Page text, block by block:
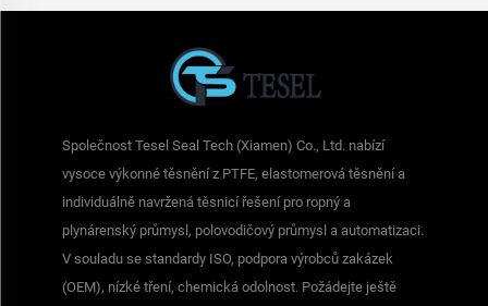
Společnost Tesel Seal Tech (Xiamen) Co., Ltd. nabízí
vysoce výkonné těsnění z PTFE, elastomerová těsnění a
individuálně navržená těsnicí řešení pro ropný a
plynárenský průmysl, polovodičový průmysl a automatizaci.
V souladu se standardy ISO, podpora výrobců zakázek
(OEM), nízké tření, chemická odolnost. Požádejte ještě